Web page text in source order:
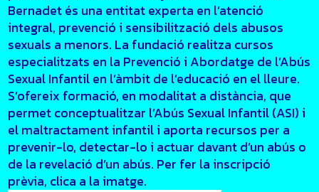
Bernadet és una entitat experta en l’atenció
integral, prevenció i sensibilització dels abusos
sexuals a menors. La fundació realitza cursos
especialitzats en la Prevenció i Abordatge de l’Abús
Sexual Infantil en l’àmbit de l’educació en el lleure.
S’ofereix formació, en modalitat a distància, que
permet conceptualitzar l’Abús Sexual Infantil (ASI) i
el maltractament infantil i aporta recursos per a
prevenir-lo, detectar-lo i actuar davant d’un abús o
de la revelació d’un abús. Per fer la inscripció
prèvia, clica a la imatge.